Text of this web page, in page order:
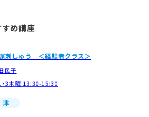
め講座
刺しゅう ＜経験者クラス＞
民子
・3木曜 13:30-15:30
津